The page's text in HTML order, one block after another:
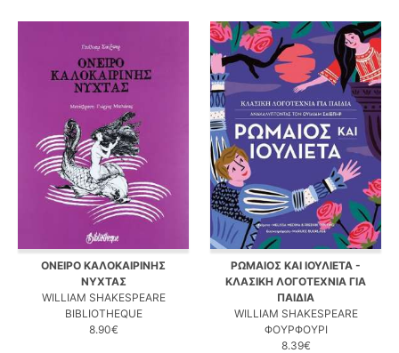
ΟΝΕΙΡΟ ΚΑΛΟΚΑΙΡΙΝΗΣ
ΝΥΧΤΑΣ
WILLIAM SHAKESPEARE
BIBLIOTHEQUE
8.90€
ΡΩΜΑΙΟΣ ΚΑΙ ΙΟΥΛΙΕΤΑ -
ΚΛΑΣΙΚΗ ΛΟΓΟΤΕΧΝΙΑ ΓΙΑ
ΠΑΙΔΙΑ
WILLIAM SHAKESPEARE
ΦΟΥΡΦΟΥΡΙ
8.39€